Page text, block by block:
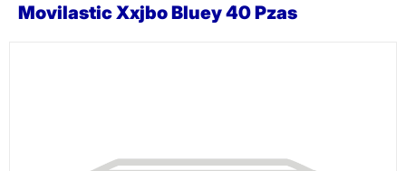
Movilastic Xxjbo Bluey 40 Pzas